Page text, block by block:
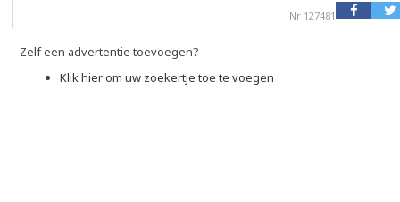
Nr 127481
Zelf een advertentie toevoegen?
Klik hier om uw zoekertje toe te voegen